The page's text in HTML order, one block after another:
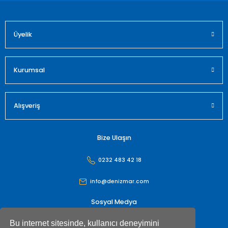
Bu internet sitesinde, kullanıcı deneyimini
Üyelik
Kurumsal
Alışveriş
Bize Ulaşın
0232 483 42 18
info@denizmar.com
Sosyal Medya